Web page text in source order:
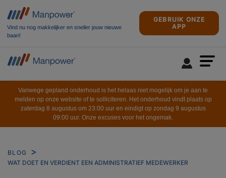
Vind nu nog makkelijker en sneller jouw nieuwe
baan!
GEBRUIK ONZE
APP
Vanwege gepland onderhoud is het helaas niet mogelijk om je aan te
melden op onze website of te solliciteren. Het onderhoud vindt plaats op
zaterdag 8 augustus om 23:00 uur en eindigt op zondag 9 augustus
09:00 uur. Onze excuses voor het ongemak.
BLOG
WAT DOET EN VERDIENT EEN ADMINISTRATIEF MEDEWERKER